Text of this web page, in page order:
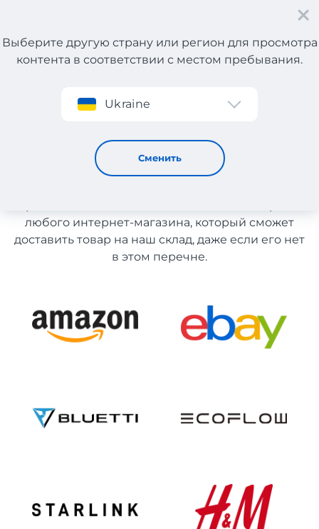
Регистрация
Выберите другую страну или регион для просмотра
контента в соответствии с местом пребывания.
Ukraine
Сменить
Обувь из США
Обувь из США
любого интернет-магазина, который сможет
доставить товар на наш склад, даже если его нет
в этом перечне.